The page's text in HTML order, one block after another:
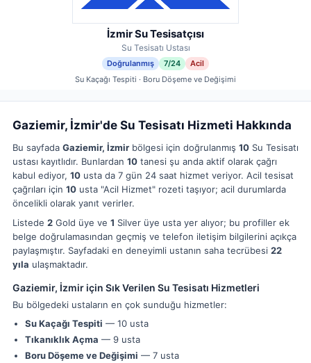
İzmir Su Tesisatçısı
Su Tesisatı Ustası
Doğrulanmış 7/24
Acil
Su Kaçağı Tespiti · Boru Döşeme ve Değişimi
Gaziemir, İzmir'de Su Tesisatı Hizmeti Hakkında
Bu sayfada Gaziemir, İzmir bölgesi için doğrulanmış 10 Su Tesisatı
ustası kayıtlıdır. Bunlardan 10 tanesi şu anda aktif olarak çağrı
kabul ediyor, 10 usta da 7 gün 24 saat hizmet veriyor. Acil tesisat
çağrıları için 10 usta "Acil Hizmet" rozeti taşıyor; acil durumlarda
öncelikli olarak yanıt verirler.
Listede 2 Gold üye ve 1 Silver üye usta yer alıyor; bu profiller ek
belge doğrulamasından geçmiş ve telefon iletişim bilgilerini açıkça
paylaşmıştır. Sayfadaki en deneyimli ustanın saha tecrübesi 22
yıla ulaşmaktadır.
Gaziemir, İzmir için Sık Verilen Su Tesisatı Hizmetleri
Bu bölgedeki ustaların en çok sunduğu hizmetler:
Su Kaçağı Tespiti — 10 usta
Tıkanıklık Açma — 9 usta
Boru Döşeme ve Değişimi — 7 usta